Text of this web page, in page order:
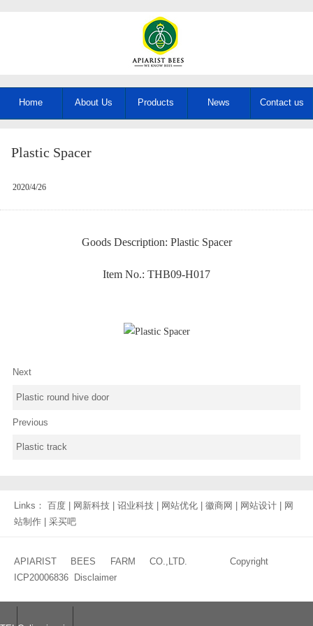
Home About Us Products News Contact us
Plastic Spacer
2020/4/26
Goods Description: Plastic Spacer
Item No.: THB09-H017
Next
Plastic round hive door
Previous
Plastic track
Links： 百度 | 网新科技 | 诏业科技 | 网站优化 | 徽商网 | 网站设计 | 网
站制作 | 采买吧
APIARIST BEES FARM CO.,LTD. Copyright
ICP20006836 Disclaimer